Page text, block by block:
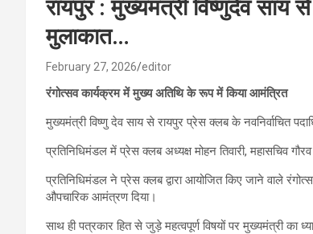
रायपुर : मुख्यमंत्री विष्णुदेव साय
मुलाकात…
February 27, 2026 editor
रंगोत्सव कार्यक्रम में मुख्य अतिथि के रूप में किया आमंत्रित
मुख्यमंत्री विष्णु देव साय से रायपुर प्रेस क्लब के नवनिर्वाचित
प्रतिनिधिमंडल में प्रेस क्लब अध्यक्ष मोहन तिवारी, महासचिव
प्रतिनिधिमंडल ने प्रेस क्लब द्वारा आयोजित किए जाने वाले
औपचारिक आमंत्रण दिया।
साथ ही पत्रकार हित से जुड़े महत्वपूर्ण विषयों पर मुख्यमंत्री का